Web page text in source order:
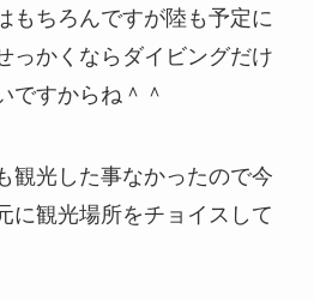
もちろんですが陸も予定に
っかくならダイビングだけ
ですからね＾＾
観光した事なかったので今
に観光場所をチョイスして